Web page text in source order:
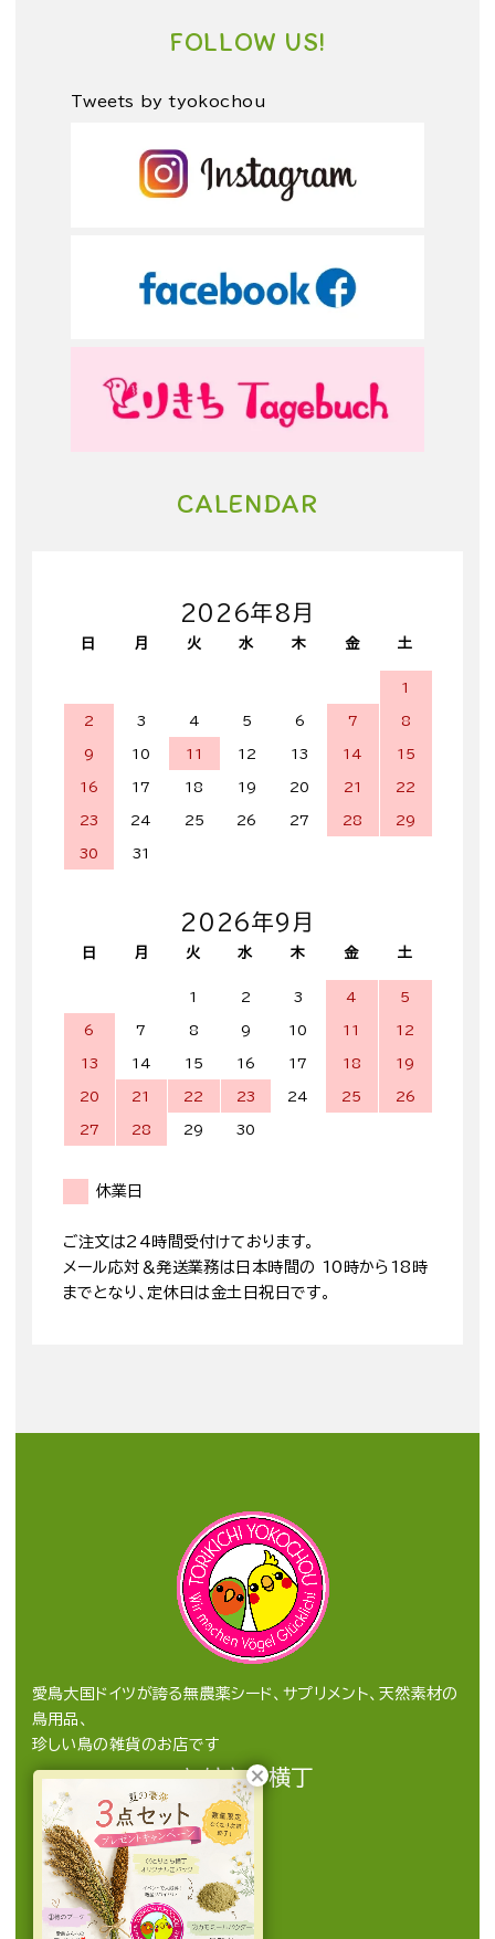
FOLLOW US!
Tweets by tyokochou
CALENDAR
2026年8月
日 月 火 水 木 金 土
1
2 3 4 5 6 7 8
9 10 11 12 13 14 15
16 17 18 19 20 21 22
23 24 25 26 27 28 29
30 31
2026年9月
日 月 火 水 木 金 土
1 2 3 4 5
6 7 8 9 10 11 12
13 14 15 16 17 18 19
20 21 22 23 24 25 26
27 28 29 30
休業日
ご注文は24時間受付けております。
メール応対＆発送業務は日本時間の 10時から18時
までとなり、定休日は金土日祝日です。
愛鳥大国ドイツが誇る無農薬シード、サプリメント、天然素材の
鳥用品、
珍しい鳥の雑貨のお店です
とりきち横丁